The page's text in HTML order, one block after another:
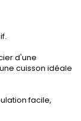
d'une
cuisson idéale
facile,